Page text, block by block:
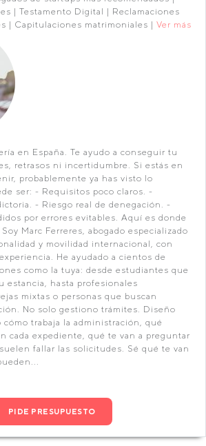
| Testamento Digital | Reclamaciones
| Capitulaciones matrimoniales | Ver más
en España. Te ayudo a conseguir tu
retrasos ni incertidumbre. Si estás en
probablemente ya has visto lo
ser: - Requisitos poco claros. -
- Riesgo real de denegación. -
por errores evitables. Aquí es donde
Marc Ferreres, abogado especializado
y movilidad internacional, con
He ayudado a cientos de
como la tuya: desde estudiantes que
estancia, hasta profesionales
mixtas o personas que buscan
No solo gestiono trámites. Diseño
trabaja la administración, qué
cada expediente, qué te van a preguntar
fallar las solicitudes. Sé qué te van
PIDE PRESUPUESTO